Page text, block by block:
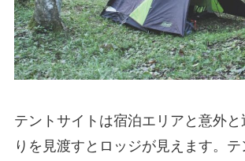
テントサイトは宿泊エリアと意外と
りを見渡すとロッジが見えます。テ